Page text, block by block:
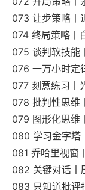
073 让步策略丨
074 终局策略丨
075 谈判软技能
076 一万小时定
077 刻意练习丨
078 批判性思维
079 图形化思维
080 学习金字塔
081 乔哈里视窗
082 关键对话丨
083 只知道批评